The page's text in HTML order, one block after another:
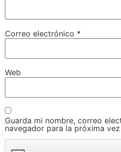
Correo electrónico *
Web
Guarda mi nombre, correo
navegador para la próxima